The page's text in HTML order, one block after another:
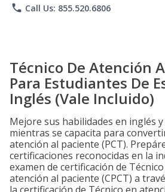
phone Call Us: 855.520.6806
Técnico De Atención
Para Estudiantes De
Inglés (Vale Incluido)
Mejore sus habilidades en inglés
mientras se capacita para
atención al paciente (PCT).
certificaciones reconocidas en la
examen de certificación de
atención al paciente (CPCT) a